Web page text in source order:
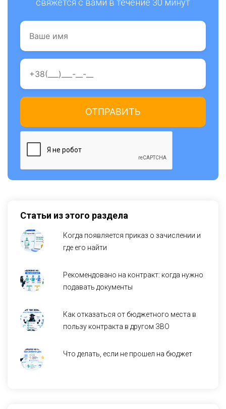
свяжется с вами в течение 30 минут
Статьи из этого раздела
Когда появляется приказ о зачислении и
где его найти
Рекомендовано на контракт: когда нужно
подавать документы
Как отказаться от бюджетного места в
пользу контракта в другом ЗВО
Что делать, если не прошел на бюджет